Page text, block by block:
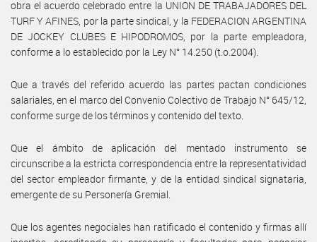
obra el acuerdo celebrado entre la UNION DE TRABAJADORES DEL
TURF Y AFINES, por la parte sindical, y la FEDERACION ARGENTINA
DE JOCKEY CLUBES E HIPODROMOS, por la parte empleadora,
conforme a lo establecido por la Ley N° 14.250 (t.o.2004).
Que a través del referido acuerdo las partes pactan condiciones
salariales, en el marco del Convenio Colectivo de Trabajo N° 645/12,
conforme surge de los términos y contenido del texto.
Que el ámbito de aplicación del mentado instrumento se
circunscribe a la estricta correspondencia entre la representatividad
del sector empleador firmante, y de la entidad sindical signataria,
emergente de su Personería Gremial.
Que los agentes negociales han ratificado el contenido y firmas allí